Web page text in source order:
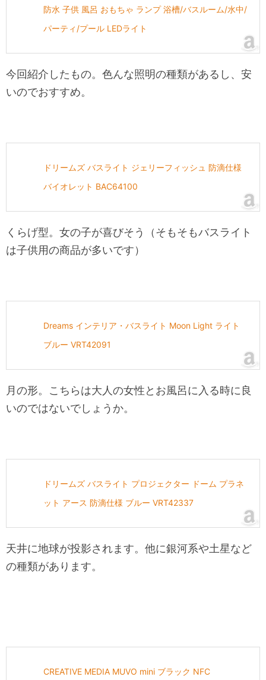
防水 子供 風呂 おもちゃ ランプ 浴槽/バスルーム/水中/
パーティ/プール LEDライト
今回紹介したもの。色んな照明の種類があるし、安
いのでおすすめ。
ドリームズ バスライト ジェリーフィッシュ 防滴仕様
バイオレット BAC64100
くらげ型。女の子が喜びそう（そもそもバスライト
は子供用の商品が多いです）
Dreams インテリア・バスライト Moon Light ライト
ブルー VRT42091
月の形。こちらは大人の女性とお風呂に入る時に良
いのではないでしょうか。
ドリームズ バスライト プロジェクター ドーム プラネ
ット アース 防滴仕様 ブルー VRT42337
天井に地球が投影されます。他に銀河系や土星など
の種類があります。
CREATIVE MEDIA MUVO mini ブラック NFC